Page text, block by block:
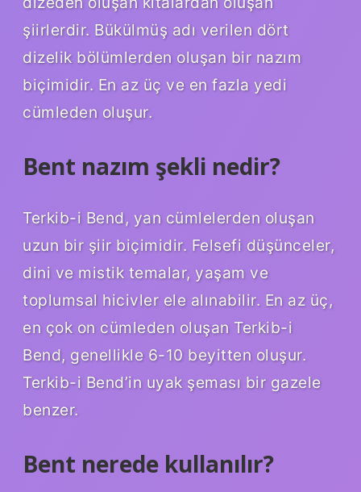
şiirlerdir. Bükülmüş adı verilen dört
dizelik bölümlerden oluşan bir nazım
biçimidir. En az üç ve en fazla yedi
cümleden oluşur.
Bent nazım şekli nedir?
Terkib-i Bend, yan cümlelerden oluşan
uzun bir şiir biçimidir. Felsefi düşünceler,
dini ve mistik temalar, yaşam ve
toplumsal hicivler ele alınabilir. En az üç,
en çok on cümleden oluşan Terkib-i
Bend, genellikle 6-10 beyitten oluşur.
Terkib-i Bend’in uyak şeması bir gazele
benzer.
Bent nerede kullanılır?